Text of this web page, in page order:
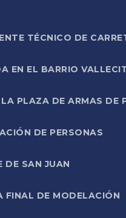
TÉCNICO DE
EN EL BARRIO
PLAZA DE ARMAS DE
DE PERSONAS
DE SAN JUAN
FINAL DE MODELACIÓN